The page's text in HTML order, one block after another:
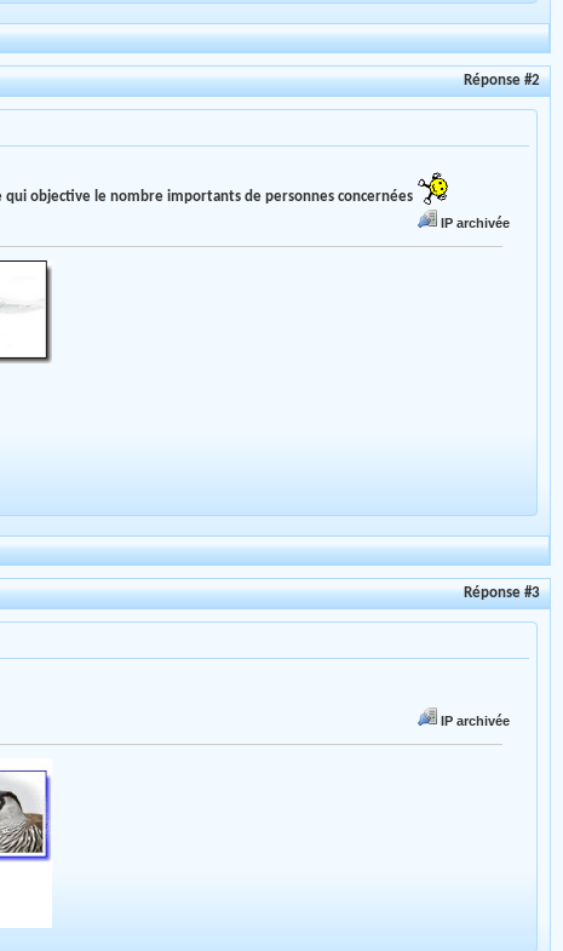
Réponse #2
objective le nombre importants de personnes concernées
IP archivée
Réponse #3
IP archivée